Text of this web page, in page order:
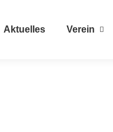
Aktuelles Verein